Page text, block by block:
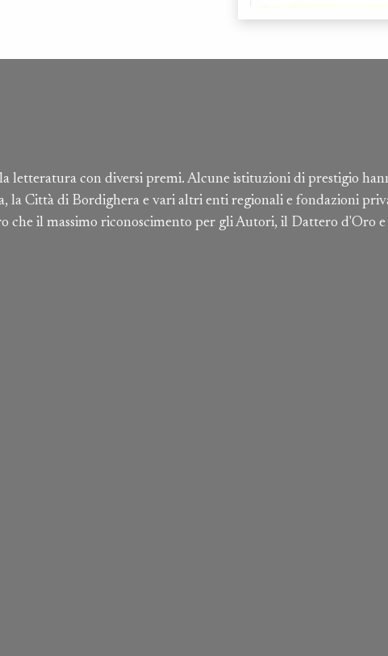
letteratura con diversi premi. Alcune istituzioni di prestigio
la Città di Bordighera e vari altri enti regionali e fondazioni
che il massimo riconoscimento per gli Autori, il Dattero d'Oro